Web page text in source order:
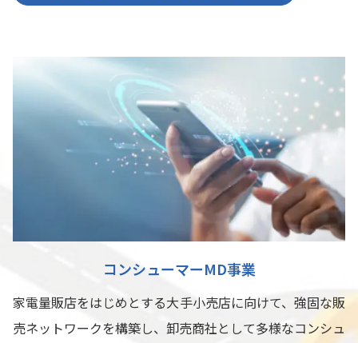
コンシューマーMD事業
家電量販店をはじめとする大手小売店に向けて、強固な販
売ネットワークを構築し、卸売商社として多様なコンシュ